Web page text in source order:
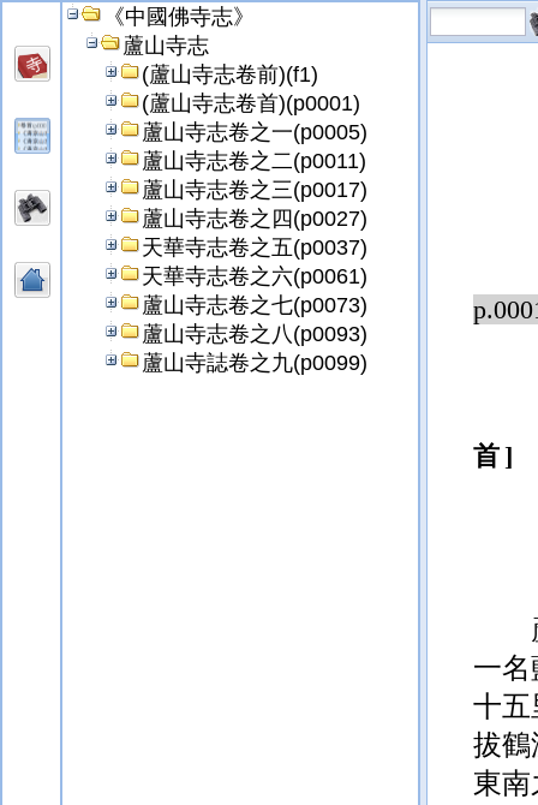
《中國佛寺志》
蘆山寺志
(蘆山寺志卷前)(f1)
(蘆山寺志卷首)(p0001)
蘆山寺志卷之一(p0005)
蘆山寺志卷之二(p0011)
蘆山寺志卷之三(p0017)
蘆山寺志卷之四(p0027)
天華寺志卷之五(p0037)
天華寺志卷之六(p0061)
蘆山寺志卷之七(p0073)
蘆山寺志卷之八(p0093)
蘆山寺誌卷之九(p0099)
首
一
十五
拔鶴
東